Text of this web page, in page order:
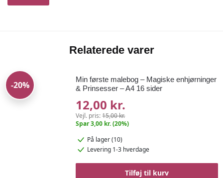
Relaterede varer
-20%
Min første malebog – Magiske enhjørninger
& Prinsesser – A4 16 sider
12,00 kr.
Vejl. pris:15,00 kr.
Spar 3,00 kr. (20%)
På lager (10)
Levering 1-3 hverdage
Tilføj til kurv